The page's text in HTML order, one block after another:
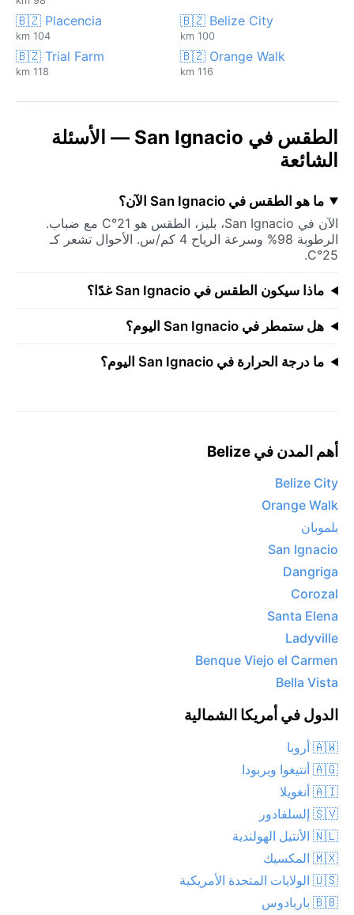
🇧🇿 Belize City
100 km
🇧🇿 Placencia
104 km
🇧🇿 Orange Walk
116 km
🇧🇿 Trial Farm
118 km
الطقس في San Ignacio — الأسئلة
الشائعة
ما هو الطقس في San Ignacio الآن؟
الآن في San Ignacio، بليز، الطقس هو 21°C مع ضباب.
الرطوبة 98% وسرعة الرياح 4 كم/س. الأحوال تشعر كـ
25°C.
ماذا سيكون الطقس في San Ignacio غدًا؟
هل ستمطر في San Ignacio اليوم؟
ما درجة الحرارة في San Ignacio اليوم؟
أهم المدن في Belize
Belize City
Orange Walk
بلموبان
San Ignacio
Dangriga
Corozal
Santa Elena
Ladyville
Benque Viejo el Carmen
Bella Vista
الدول في أمريكا الشمالية
🇦🇼 أروبا
🇦🇬 أنتيغوا وبربودا
🇦🇮 أنغويلا
🇸🇻 إلسلفادور
🇳🇱 الأنتيل الهولندية
🇲🇽 المكسيك
🇺🇸 الولايات المتحدة الأمريكية
🇧🇧 باربادوس